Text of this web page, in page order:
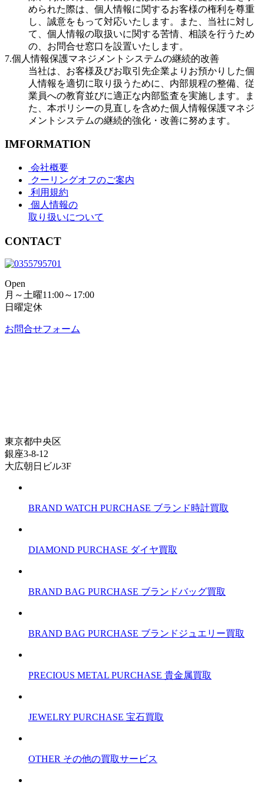
められた際は、個人情報に関するお客様の権利を尊重
し、誠意をもって対応いたします。また、当社に対し
て、個人情報の取扱いに関する苦情、相談を行うため
の、お問合せ窓口を設置いたします。
7.個人情報保護マネジメントシステムの継続的改善
当社は、お客様及びお取引先企業よりお預かりした個
人情報を適切に取り扱うために、内部規程の整備、従
業員への教育並びに適正な内部監査を実施します。ま
た、本ポリシーの見直しを含めた個人情報保護マネジ
メントシステムの継続的強化・改善に努めます。
IMFORMATION
会社概要
クーリングオフのご案内
利用規約
個人情報の
取り扱いについて
CONTACT
Open
月～土曜11:00～17:00
日曜定休
お問合せフォーム
東京都中央区
銀座3-8-12
大広朝日ビル3F
BRAND WATCH PURCHASE ブランド時計買取
DIAMOND PURCHASE ダイヤ買取
BRAND BAG PURCHASE ブランドバッグ買取
BRAND BAG PURCHASE ブランドジュエリー買取
PRECIOUS METAL PURCHASE 貴金属買取
JEWELRY PURCHASE 宝石買取
OTHER その他の買取サービス